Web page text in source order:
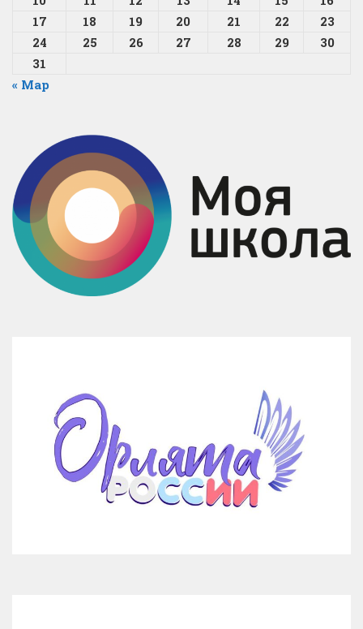
17
18 19 20 21 22
23
24
25 26 27 28 29
30
31
« Мар